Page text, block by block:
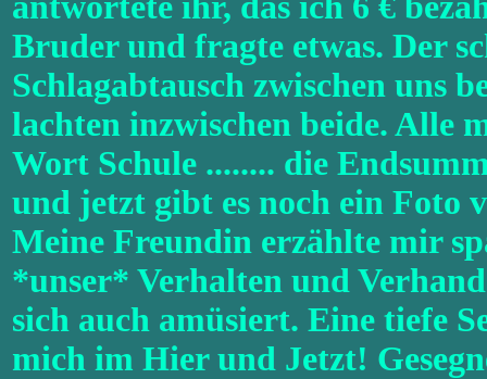
Bruder und fragte etwas. Der
Schlagabtausch zwischen uns
lachten inzwischen beide. Alle
Wort Schule ........ die
und jetzt gibt es noch ein Foto
Meine Freundin erzählte mir
*unser* Verhalten und
sich auch amüsiert. Eine tiefe
mich im Hier und Jetzt!